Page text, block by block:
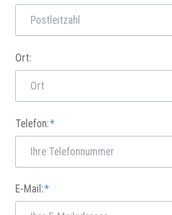
Ort:
Pflichtfeld
Telefon:*
Pflichtfeld
E-Mail:*